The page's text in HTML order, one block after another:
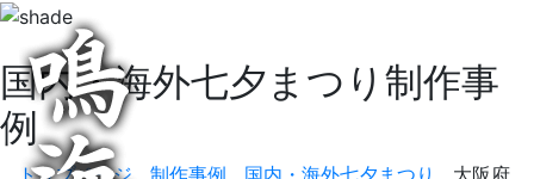
国内・海外七夕まつり制作事
例
トップページ 制作事例 国内・海外七夕まつり
大阪府